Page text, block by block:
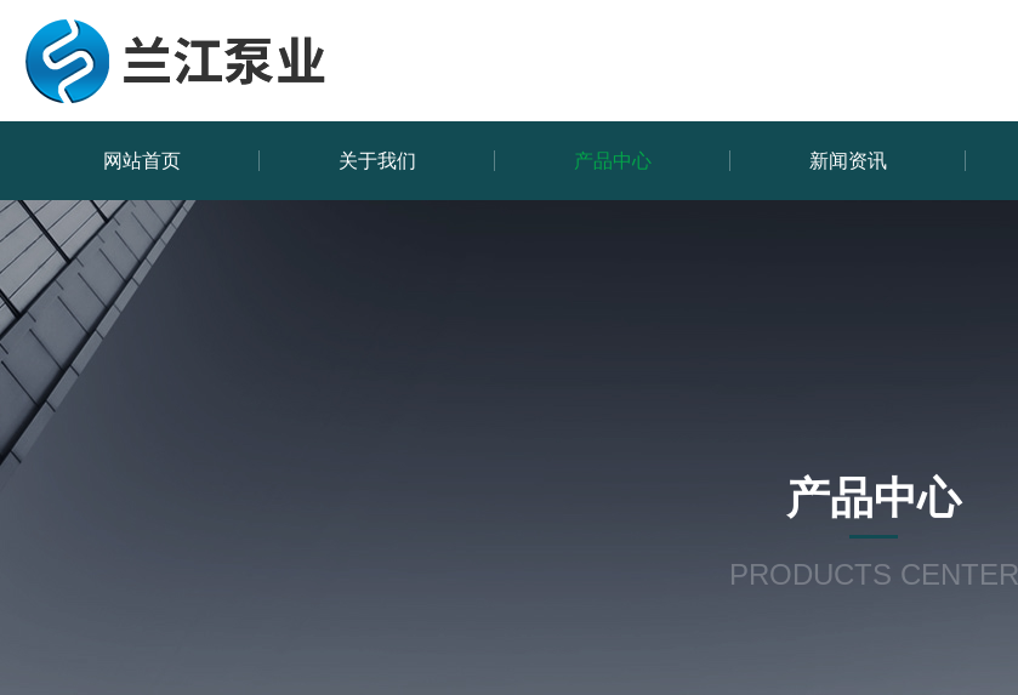
网站首页 关于我们 产品中心 新闻资讯
产品中心
PRODUCTS CENTER